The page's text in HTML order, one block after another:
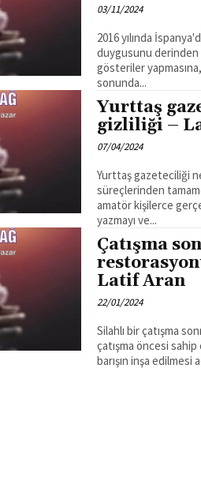
03/11/2024
2016 yılında
duygusunu
gösteriler
sonunda...
Yurttaş
gizliliği –
07/04/2024
Yurttaş gazeteciliği nedir? Yurttaş gazeteciliği,
süreçlerinden
amatör kişilerce
yazmayı ve...
Çatışma
Latif Aran
22/01/2024
Silahlı bir çatışma
çatışma öncesi
barışın inşa edilmesi